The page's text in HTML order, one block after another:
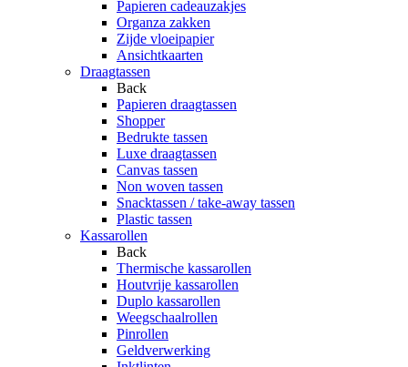
Papieren cadeauzakjes
Organza zakken
Zijde vloeipapier
Ansichtkaarten
Draagtassen
Back
Papieren draagtassen
Shopper
Bedrukte tassen
Luxe draagtassen
Canvas tassen
Non woven tassen
Snacktassen / take-away tassen
Plastic tassen
Kassarollen
Back
Thermische kassarollen
Houtvrije kassarollen
Duplo kassarollen
Weegschaalrollen
Pinrollen
Geldverwerking